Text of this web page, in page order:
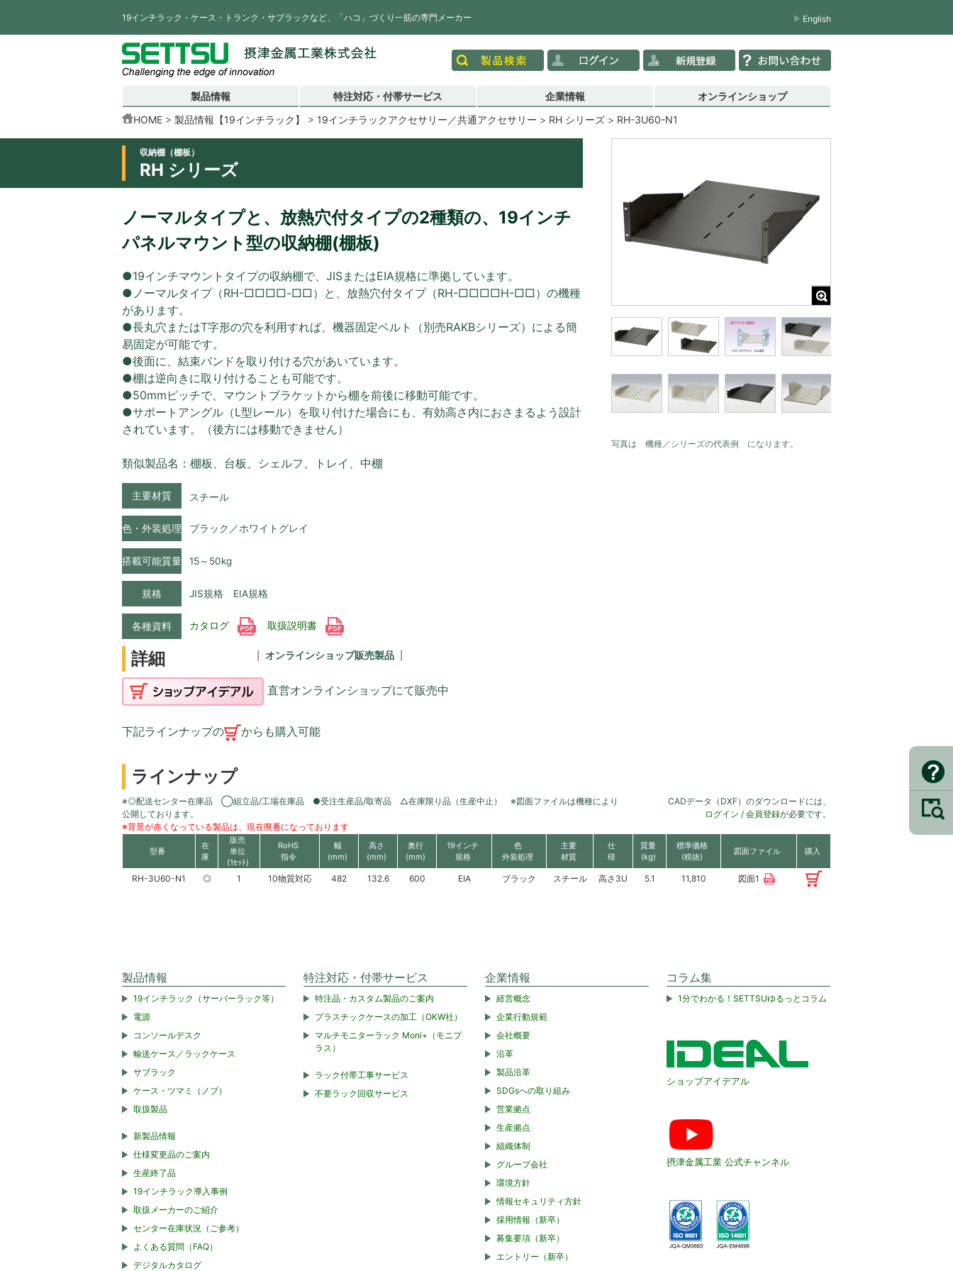
19インチラック・ケース・トランク・サブラックなど、「ハコ」づくり一筋の専門メーカー English
製品情報 特注対応・付帯サービス 企業情報 オンラインショップ
HOME 製品情報【19インチラック】 19インチラックアクセサリー／共通アクセサリー RH シリーズ RH-3U60-N1
収納棚（棚板）
RH シリーズ
ノーマルタイプと、放熱穴付タイプの2種類の、19インチ
パネルマウント型の収納棚(棚板)
●19インチマウントタイプの収納棚で、JISまたはEIA規格に準拠しています。
●ノーマルタイプ（RH-□□□□-□□）と、放熱穴付タイプ（RH-□□□□H-□□）の機種
があります。
●長丸穴またはT字形の穴を利用すれば、機器固定ベルト（別売RAKBシリーズ）による簡
易固定が可能です。
●後面に、結束バンドを取り付ける穴があいています。
●棚は逆向きに取り付けることも可能です。
●50mmピッチで、マウントブラケットから棚を前後に移動可能です。
●サポートアングル（L型レール）を取り付けた場合にも、有効高さ内におさまるよう設計
されています。（後方には移動できません）
類似製品名：棚板、台板、シェルフ、トレイ、中棚
主要材質 スチール
色・外装処理 ブラック／ホワイトグレイ
搭載可能質量 15～50kg
規格 JIS規格 EIA規格
各種資料 カタログ 取扱説明書
写真は 機種／シリーズの代表例 になります。
詳細 オンラインショップ販売製品
直営オンラインショップにて販売中
下記ラインナップの からも購入可能
ラインナップ
※◎配送センター在庫品 ◯組立品/工場在庫品 ●受注生産品/取寄品 △在庫限り品（生産中止） ※図面ファイルは機種により
公開しております。
※背景が赤くなっている製品は、現在廃番になっております
CADデータ（DXF）のダウンロードには、
ログイン / 会員登録が必要です。
型番
在
庫
販売
単位
(1ｾｯﾄ)
RoHS
指令
幅
(mm)
高さ
(mm)
奥行
(mm)
19インチ
規格
色
外装処理
主要
材質
仕
様
質量
(kg)
標準価格
(税抜)
図面ファイル 購入
RH-3U60-N1 ◎ 1 10物質対応 482 132.6 600 EIA ブラック スチール 高さ3U 5.1 11,810 図面1
製品情報
19インチラック（サーバーラック等）
電源
コンソールデスク
輸送ケース／ラックケース
サブラック
ケース・ツマミ（ノブ）
取扱製品
新製品情報
仕様変更品のご案内
生産終了品
19インチラック導入事例
取扱メーカーのご紹介
センター在庫状況（ご参考）
よくある質問（FAQ）
デジタルカタログ
特注対応・付帯サービス
特注品・カスタム製品のご案内
プラスチックケースの加工（OKW社）
マルチモニターラック Moni+（モニプ
ラス）
ラック付帯工事サービス
不要ラック回収サービス
企業情報
経営概念
企業行動規範
会社概要
沿革
製品沿革
SDGsへの取り組み
営業拠点
生産拠点
組織体制
グループ会社
環境方針
情報セキュリティ方針
採用情報（新卒）
募集要項（新卒）
エントリー（新卒）
コラム集
1分でわかる！SETTSUゆるっとコラム
ショップアイデアル
摂津金属工業 公式チャンネル